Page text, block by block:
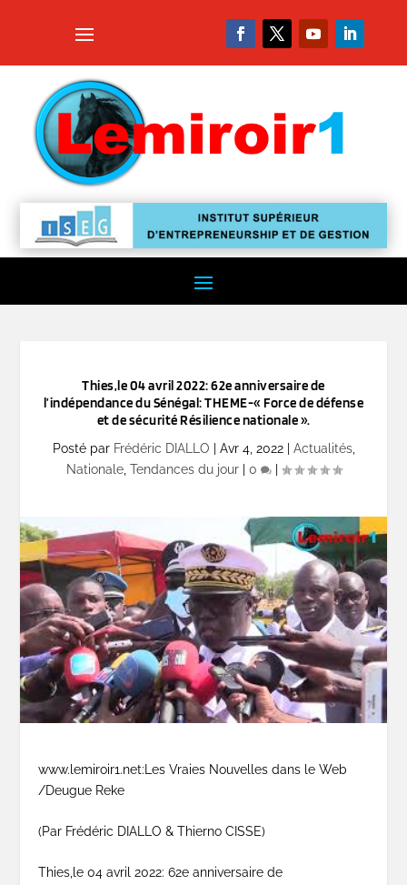
Thies,le 04 avril 2022: 62e anniversaire de
l’indépendance du Sénégal: THEME-« Force de défense
et de sécurité Résilience nationale ».
Posté par Frédéric DIALLO Avr 4, 2022| Actualités,
Nationale, Tendances du jour| 0 |
www.lemiroir1.net:Les Vraies Nouvelles dans le Web
/Deugue Reke
(Par Frédéric DIALLO & Thierno CISSE)
Thies,le 04 avril 2022: 62e anniversaire de